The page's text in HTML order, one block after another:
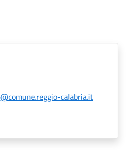
calabria.it